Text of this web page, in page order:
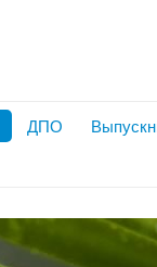
ДПО